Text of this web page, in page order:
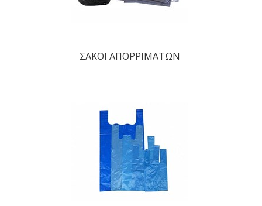
ΣΑΚΟΙ ΑΠΟΡΡΙΜΑΤΩΝ